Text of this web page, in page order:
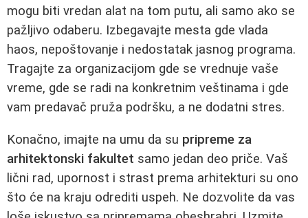
mogu biti vredan alat na tom putu, ali samo ako se
pažljivo odaberu. Izbegavajte mesta gde vlada
haos, nepoštovanje i nedostatak jasnog programa.
Tragajte za organizacijom gde se vrednuje vaše
vreme, gde se radi na konkretnim veštinama i gde
vam predavač pruža podršku, a ne dodatni stres.
Konačno, imajte na umu da su pripreme za
arhitektonski fakultet samo jedan deo priče. Vaš
lični rad, upornost i strast prema arhitekturi su ono
što će na kraju odrediti uspeh. Ne dozvolite da vas